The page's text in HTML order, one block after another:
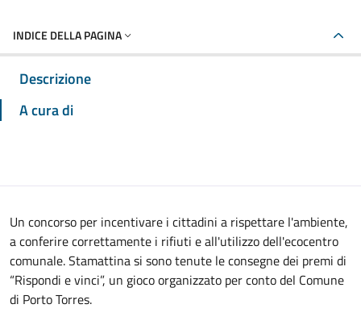
INDICE DELLA PAGINA
Descrizione
A cura di
Un concorso per incentivare i cittadini a rispettare l'ambiente,
a conferire correttamente i rifiuti e all'utilizzo dell'ecocentro
comunale. Stamattina si sono tenute le consegne dei premi di
“Rispondi e vinci”, un gioco organizzato per conto del Comune
di Porto Torres.